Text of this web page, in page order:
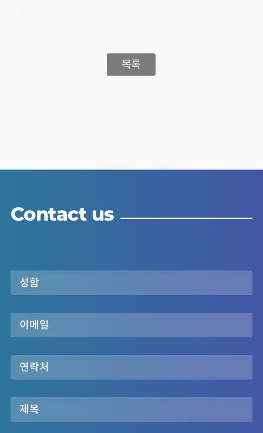
목록
Contact us